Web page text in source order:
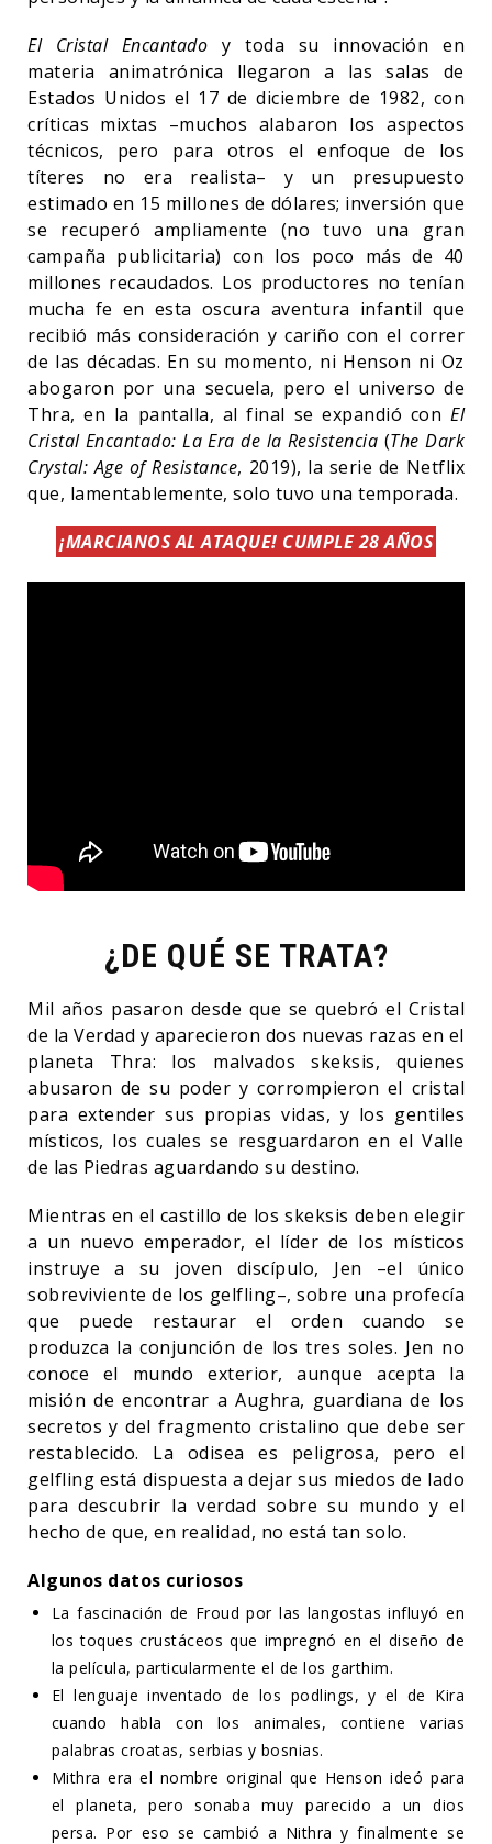
El Cristal Encantado y toda su innovación en
materia animatrónica llegaron a las salas de
Estados Unidos el 17 de diciembre de 1982, con
críticas mixtas –muchos alabaron los aspectos
técnicos, pero para otros el enfoque de los
títeres no era realista– y un presupuesto
estimado en 15 millones de dólares; inversión que
se recuperó ampliamente (no tuvo una gran
campaña publicitaria) con los poco más de 40
millones recaudados. Los productores no tenían
mucha fe en esta oscura aventura infantil que
recibió más consideración y cariño con el correr
de las décadas. En su momento, ni Henson ni Oz
abogaron por una secuela, pero el universo de
Thra, en la pantalla, al final se expandió con El
Cristal Encantado: La Era de la Resistencia (The Dark
Crystal: Age of Resistance, 2019), la serie de Netflix
que, lamentablemente, solo tuvo una temporada.
¡MARCIANOS AL ATAQUE! CUMPLE 28 AÑOS
¿DE QUÉ SE TRATA?
Mil años pasaron desde que se quebró el Cristal
de la Verdad y aparecieron dos nuevas razas en el
planeta Thra: los malvados skeksis, quienes
abusaron de su poder y corrompieron el cristal
para extender sus propias vidas, y los gentiles
místicos, los cuales se resguardaron en el Valle
de las Piedras aguardando su destino.
Mientras en el castillo de los skeksis deben elegir
a un nuevo emperador, el líder de los místicos
instruye a su joven discípulo, Jen –el único
sobreviviente de los gelfling–, sobre una profecía
que puede restaurar el orden cuando se
produzca la conjunción de los tres soles. Jen no
conoce el mundo exterior, aunque acepta la
misión de encontrar a Aughra, guardiana de los
secretos y del fragmento cristalino que debe ser
restablecido. La odisea es peligrosa, pero el
gelfling está dispuesta a dejar sus miedos de lado
para descubrir la verdad sobre su mundo y el
hecho de que, en realidad, no está tan solo.
Algunos datos curiosos
La fascinación de Froud por las langostas influyó en
los toques crustáceos que impregnó en el diseño de
la película, particularmente el de los garthim.
El lenguaje inventado de los podlings, y el de Kira
cuando habla con los animales, contiene varias
palabras croatas, serbias y bosnias.
Mithra era el nombre original que Henson ideó para
el planeta, pero sonaba muy parecido a un dios
persa. Por eso se cambió a Nithra y finalmente se